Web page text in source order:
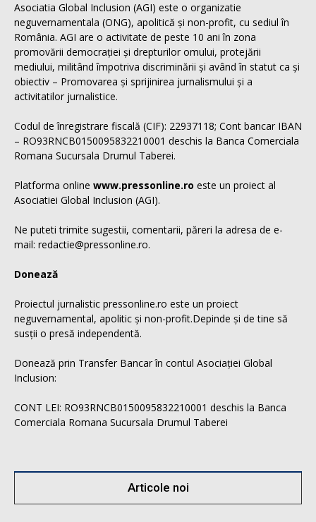
Asociatia Global Inclusion (AGI) este o organizatie
neguvernamentala (ONG), apolitică și non-profit, cu sediul în
România. AGI are o activitate de peste 10 ani în zona
promovării democrației și drepturilor omului, protejării
mediului, militând împotriva discriminării și având în statut ca și
obiectiv – Promovarea și sprijinirea jurnalismului și a
activitatilor jurnalistice.
Codul de înregistrare fiscală (CIF): 22937118; Cont bancar IBAN
– RO93RNCB0150095832210001 deschis la Banca Comerciala
Romana Sucursala Drumul Taberei.
Platforma online www.pressonline.ro este un proiect al
Asociatiei Global Inclusion (AGI).
Ne puteti trimite sugestii, comentarii, păreri la adresa de e-
mail: redactie@pressonline.ro.
Donează
Proiectul jurnalistic pressonline.ro este un proiect
neguvernamental, apolitic și non-profit.Depinde și de tine să
susții o presă independentă.
Donează prin Transfer Bancar în contul Asociației Global
Inclusion:
CONT LEI: RO93RNCB0150095832210001 deschis la Banca
Comerciala Romana Sucursala Drumul Taberei
Articole noi